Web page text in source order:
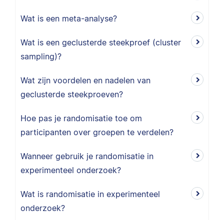
Wat is een meta-analyse?
Wat is een geclusterde steekproef (cluster
sampling)?
Wat zijn voordelen en nadelen van
geclusterde steekproeven?
Hoe pas je randomisatie toe om
participanten over groepen te verdelen?
Wanneer gebruik je randomisatie in
experimenteel onderzoek?
Wat is randomisatie in experimenteel
onderzoek?